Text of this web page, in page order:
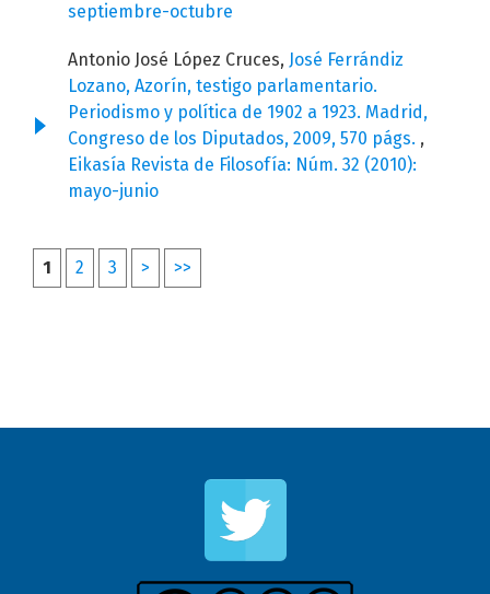
septiembre-octubre
Antonio José López Cruces, José Ferrándiz
Lozano, Azorín, testigo parlamentario.
Periodismo y política de 1902 a 1923. Madrid,
Congreso de los Diputados, 2009, 570 págs. ,
Eikasía Revista de Filosofía: Núm. 32 (2010):
mayo-junio
1 2 3 > >>